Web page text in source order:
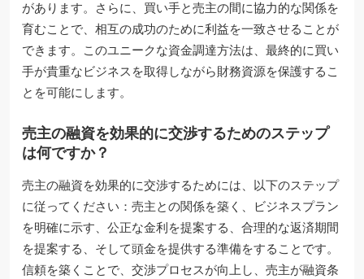
があります。さらに、買い手と売主の間に協力的な関係を
育むことで、相互の成功のために利益を一致させることが
できます。このユニークな資金調達方法は、最終的に買い
手が貴重なビジネスを取得しながら財務資源を保護するこ
とを可能にします。
売主の融資を効果的に交渉するためのステップ
は何ですか？
売主の融資を効果的に交渉するためには、以下のステップ
に従ってください：売主との関係を築く、ビジネスプラン
を明確に示す、公正な金利を提案する、合理的な返済期間
を提案する、そして頭金を提供する準備をすることです。
信頼を築くことで、交渉プロセスが向上し、売主が融資条